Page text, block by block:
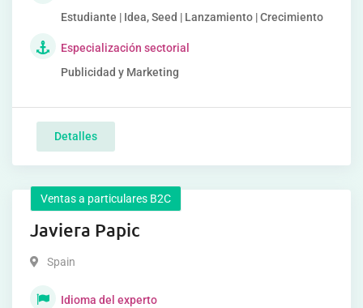
Estudiante | Idea, Seed | Lanzamiento | Crecimiento
Especialización sectorial
Publicidad y Marketing
Detalles
Ventas a particulares B2C
Javiera Papic
Spain
Idioma del experto